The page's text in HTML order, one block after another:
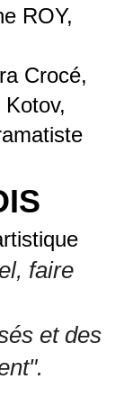
ROY,
Crocé,
faire
et des